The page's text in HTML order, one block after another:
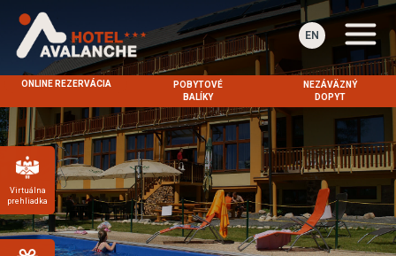
ONLINE REZERVÁCIA
POBYTOVÉ
BALÍKY
NEZÁVÄZNÝ
DOPYT
EN
Virtuálna
prehliadka